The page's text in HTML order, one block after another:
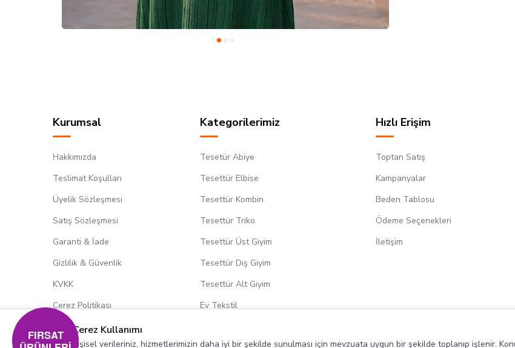
Kurumsal
Hakkımızda
Teslimat Koşulları
Üyelik Sözleşmesi
Satış Sözleşmesi
Garanti & İade
Gizlilik & Güvenlik
KVKK
Çerez Politikası
Kategorilerimiz
Tesetür Abiye
Tesettür Elbise
Tesettür Kombin
Tesettür Triko
Tesettür Üst Giyim
Tesettür Dış Giyim
Tesettür Alt Giyim
Ev Tekstil
Hızlı Erişim
Toptan Satış
Kampanyalar
Beden Tablosu
Ödeme Seçenekleri
İletişim
Çerez Kullanımı
Kişisel verileriniz, hizmetlerimizin daha iyi bir şekilde sunulması için mevzuata uygun bir şekilde toplanıp işlenir.
FIRSAT